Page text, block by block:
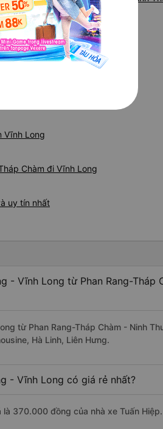
Long
Vĩnh Long
Chàm đi Vĩnh Long
uy tín nhất
- Vĩnh Long từ Phan Rang-Tháp
từ Phan Rang-Tháp Chàm - Ninh
Hà Linh, Liên Hưng.
- Vĩnh Long có giá rẻ nhất?
370.000 đồng của nhà xe Tuấn Hiệp.